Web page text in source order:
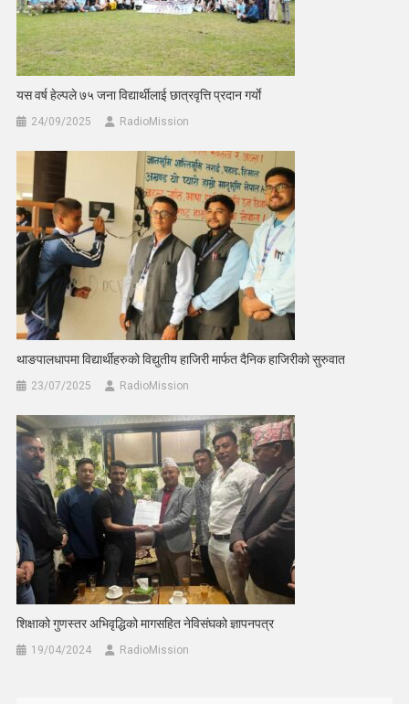
यस वर्ष हेल्पले ७५ जना विद्यार्थीलाई छात्रवृत्ति प्रदान गर्याे
24/09/2025 RadioMission
थाङपालधापमा विद्यार्थीहरुको विद्युतीय हाजिरी मार्फत दैनिक हाजिरीको सुरुवात
23/07/2025 RadioMission
शिक्षाको गुणस्तर अभिवृद्धिको मागसहित नेविसंघको ज्ञापनपत्र
19/04/2024 RadioMission